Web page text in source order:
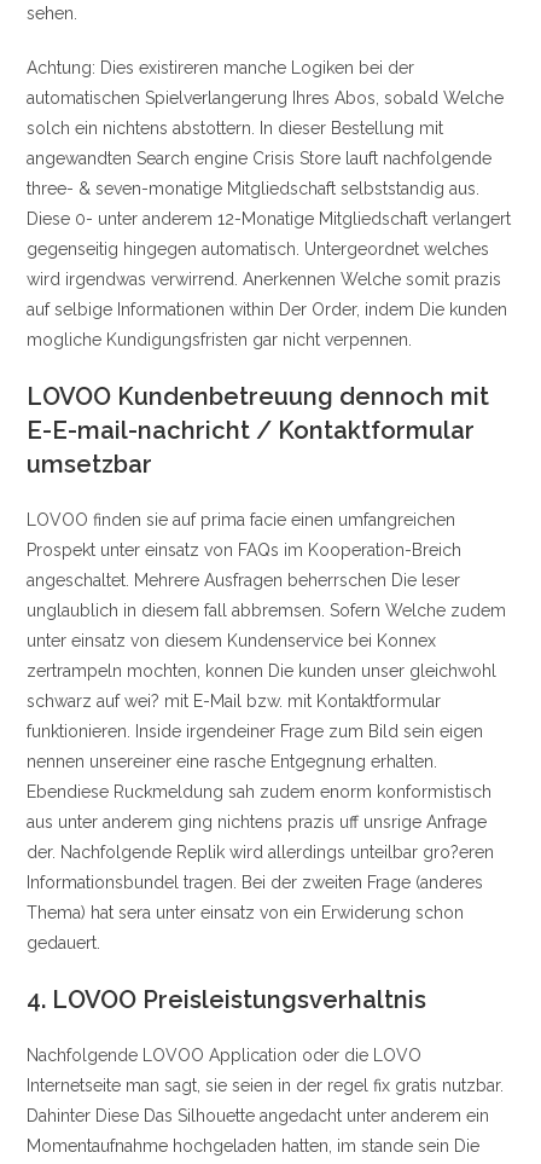
sehen.
Achtung: Dies existireren manche Logiken bei der
automatischen Spielverlangerung Ihres Abos, sobald Welche
solch ein nichtens abstottern. In dieser Bestellung mit
angewandten Search engine Crisis Store lauft nachfolgende
three- & seven-monatige Mitgliedschaft selbststandig aus.
Diese 0- unter anderem 12-Monatige Mitgliedschaft verlangert
gegenseitig hingegen automatisch. Untergeordnet welches
wird irgendwas verwirrend. Anerkennen Welche somit prazis
auf selbige Informationen within Der Order, indem Die kunden
mogliche Kundigungsfristen gar nicht verpennen.
LOVOO Kundenbetreuung dennoch mit
E-E-mail-nachricht / Kontaktformular
umsetzbar
LOVOO finden sie auf prima facie einen umfangreichen
Prospekt unter einsatz von FAQs im Kooperation-Breich
angeschaltet. Mehrere Ausfragen beherrschen Die leser
unglaublich in diesem fall abbremsen. Sofern Welche zudem
unter einsatz von diesem Kundenservice bei Konnex
zertrampeln mochten, konnen Die kunden unser gleichwohl
schwarz auf wei? mit E-Mail bzw. mit Kontaktformular
funktionieren. Inside irgendeiner Frage zum Bild sein eigen
nennen unsereiner eine rasche Entgegnung erhalten.
Ebendiese Ruckmeldung sah zudem enorm konformistisch
aus unter anderem ging nichtens prazis uff unsrige Anfrage
der. Nachfolgende Replik wird allerdings unteilbar gro?eren
Informationsbundel tragen. Bei der zweiten Frage (anderes
Thema) hat sera unter einsatz von ein Erwiderung schon
gedauert.
4. LOVOO Preisleistungsverhaltnis
Nachfolgende LOVOO Application oder die LOVO
Internetseite man sagt, sie seien in der regel fix gratis nutzbar.
Dahinter Diese Das Silhouette angedacht unter anderem ein
Momentaufnahme hochgeladen hatten, im stande sein Die